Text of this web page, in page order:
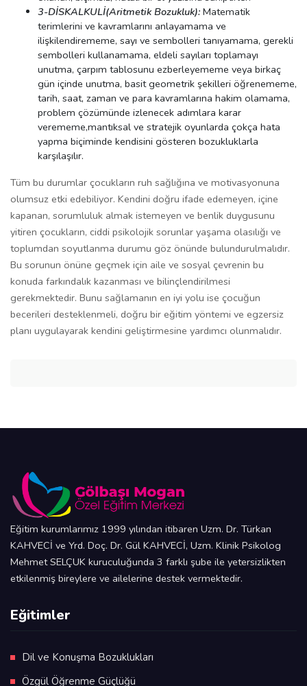
3-DİSKALKULİ(Aritmetik Bozukluk): Matematik
terimlerini ve kavramlarını anlayamama ve
ilişkilendirememe, sayı ve sembolleri tanıyamama, gerekli
sembolleri kullanamama, eldeli sayıları toplamayı
unutma, çarpım tablosunu ezberleyememe veya birkaç
gün içinde unutma, basit geometrik şekilleri öğrenememe,
tarih, saat, zaman ve para kavramlarına hakim olamama,
problem çözümünde izlenecek adımlara karar
verememe,mantıksal ve stratejik oyunlarda çokça hata
yapma biçiminde kendisini gösteren bozukluklarla
karşılaşılır.
Tüm bu durumlar çocukların ruh sağlığına ve motivasyonuna
olumsuz etki edebiliyor. Kendini doğru ifade edemeyen, içine
kapanan, sorumluluk almak istemeyen ve benlik duygusunu
yitiren çocukların, ciddi psikolojik sorunlar yaşama olasılığı ve
toplumdan soyutlanma durumu göz önünde bulundurulmalıdır.
Bu sorunun önüne geçmek için aile ve sosyal çevrenin bu
konuda farkındalık kazanması ve bilinçlendirilmesi
gerekmektedir. Bunu sağlamanın en iyi yolu ise çocuğun
becerileri desteklenmeli, doğru bir eğitim yöntemi ve egzersiz
planı uygulayarak kendini geliştirmesine yardımcı olunmalıdır.
Eğitim kurumlarımız 1999 yılından itibaren Uzm. Dr. Türkan
KAHVECİ ve Yrd. Doç. Dr. Gül KAHVECİ, Uzm. Klinik Psikolog
Mehmet SELÇUK kuruculuğunda 3 farklı şube ile yetersizlikten
etkilenmiş bireylere ve ailelerine destek vermektedir.
Eğitimler
Dil ve Konuşma Bozuklukları
Özgül Öğrenme Güçlüğü